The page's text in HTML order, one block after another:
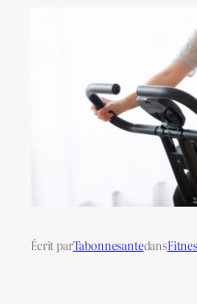
Écrit parTabonnesantedans